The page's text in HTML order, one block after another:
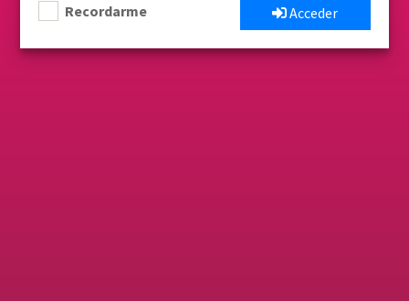
Recordarme Acceder